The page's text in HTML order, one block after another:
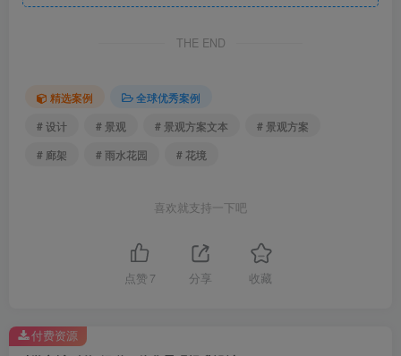
花境.jpg
THE END
精选案例
全球优秀案例
# 设计
# 景观 # 景观方案文本
# 景观方案
# 廊架
# 雨水花园 # 花境
喜欢就支持一下吧
点赞 7 分享 收藏
付费资源